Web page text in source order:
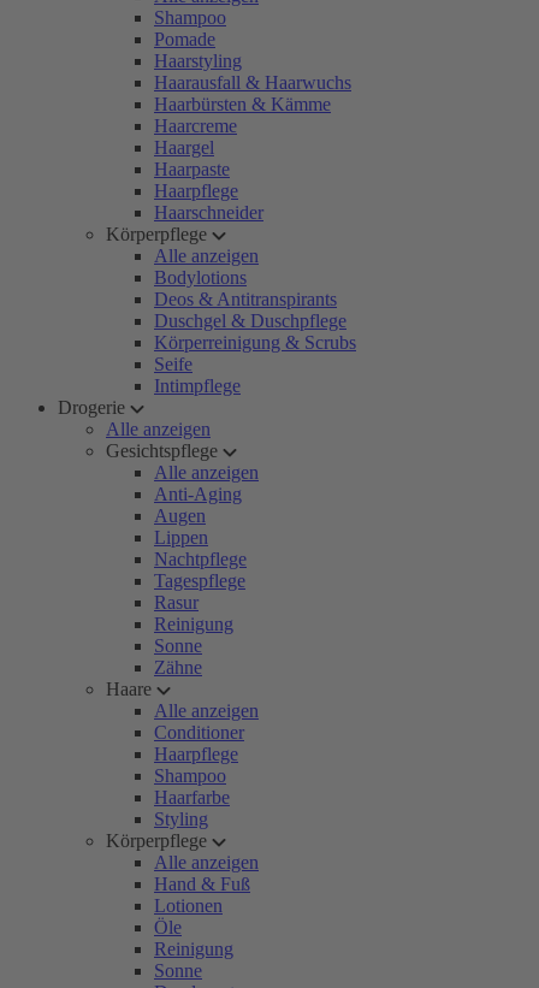
Shampoo
Pomade
Haarstyling
Haarausfall & Haarwuchs
Haarbürsten & Kämme
Haarcreme
Haargel
Haarpaste
Haarpflege
Haarschneider
Körperpflege
Alle anzeigen
Bodylotions
Deos & Antitranspirants
Duschgel & Duschpflege
Körperreinigung & Scrubs
Seife
Intimpflege
Drogerie
Alle anzeigen
Gesichtspflege
Alle anzeigen
Anti-Aging
Augen
Lippen
Nachtpflege
Tagespflege
Rasur
Reinigung
Sonne
Zähne
Haare
Alle anzeigen
Conditioner
Haarpflege
Shampoo
Haarfarbe
Styling
Körperpflege
Alle anzeigen
Hand & Fuß
Lotionen
Öle
Reinigung
Sonne